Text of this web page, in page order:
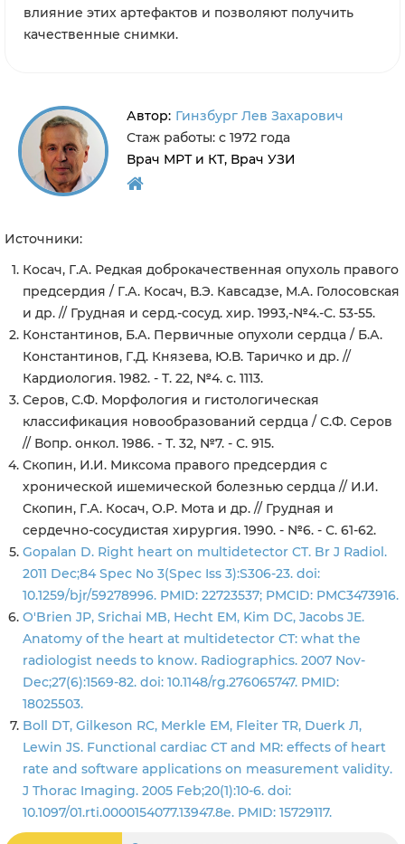
влияние этих артефактов и позволяют получить
качественные снимки.
Автор: Гинзбург Лев Захарович
Стаж работы: с 1972 года
Врач МРТ и КТ, Врач УЗИ
Источники:
Косач, Г.А. Редкая доброкачественная опухоль правого
предсердия / Г.А. Косач, В.Э. Кавсадзе, М.А. Голосовская
и др. // Грудная и серд.-сосуд. хир. 1993,-№4.-С. 53-55.
Константинов, Б.А. Первичные опухоли сердца / Б.А.
Константинов, Г.Д. Князева, Ю.В. Таричко и др. //
Кардиология. 1982. - Т. 22, №4. с. 1113.
Серов, С.Ф. Морфология и гистологическая
классификация новообразований сердца / С.Ф. Серов
// Вопр. онкол. 1986. - Т. 32, №7. - С. 915.
Скопин, И.И. Миксома правого предсердия с
хронической ишемической болезнью сердца // И.И.
Скопин, Г.А. Косач, O.P. Мота и др. // Грудная и
сердечно-сосудистая хирургия. 1990. - №6. - С. 61-62.
Gopalan D. Right heart on multidetector CT. Br J Radiol.
2011 Dec;84 Spec No 3(Spec Iss 3):S306-23. doi:
10.1259/bjr/59278996. PMID: 22723537; PMCID: PMC3473916.
O'Brien JP, Srichai MB, Hecht EM, Kim DC, Jacobs JE.
Anatomy of the heart at multidetector CT: what the
radiologist needs to know. Radiographics. 2007 Nov-
Dec;27(6):1569-82. doi: 10.1148/rg.276065747. PMID:
18025503.
Boll DT, Gilkeson RC, Merkle EM, Fleiter TR, Duerk Л,
Lewin JS. Functional cardiac CT and MR: effects of heart
rate and software applications on measurement validity.
J Thorac Imaging. 2005 Feb;20(1):10-6. doi:
10.1097/01.rti.0000154077.13947.8e. PMID: 15729117.